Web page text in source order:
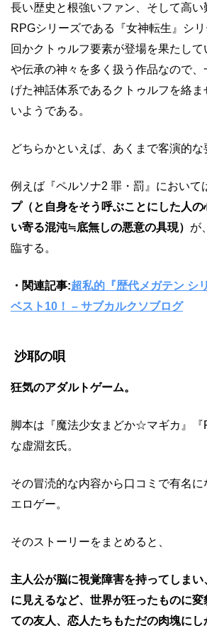
長い歴史と根強いファン、そして高い
RPGシリーズである『女神転生』シ
回かクトゥルフ要素が登場を果たし
や伝承の神々を多く扱う作品なので、
げた神話体系であるクトゥルフを絡
いようである。
どちらかといえば、あくまで客演的な
例えば『ペルソナ2 罪・罰』において
プ（と自身をそう呼ぶことにした人
い寄る混沌≒底無しの悪意の具現） が
臨する。
・関連記事:超私的『歴代メガテン シ
ベスト10！ – サブカルクソブログ
沙耶の唄
狂気のアダルトゲーム。
脚本は『魔法少女まどか☆マギカ』『
な虚淵玄氏。
その冒涜的な内容から口コミで有名
エロゲー。
そのストーリーをまとめると、
主人公が脳に視覚障害を持ってしま
に見えるなど、世界が狂ったものに
ての友人、恋人たちもただの肉塊に